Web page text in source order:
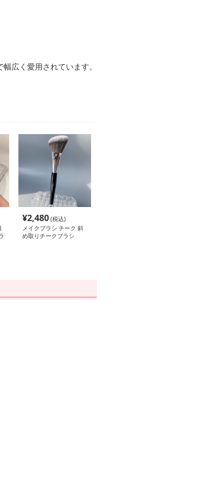
広く愛用されています。
¥2,480(税込)
メイクブラシ チーク 斜
め取りチークブラシ